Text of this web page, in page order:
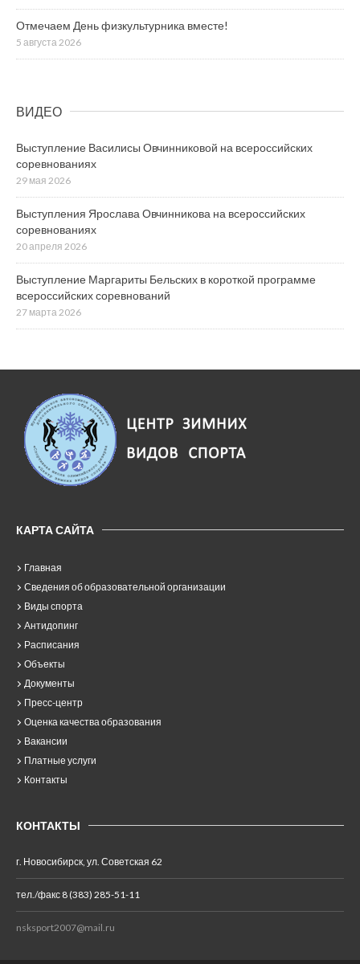
Отмечаем День физкультурника вместе!
5 августа 2026
ВИДЕО
Выступление Василисы Овчинниковой на всероссийских
соревнованиях
29 мая 2026
Выступления Ярослава Овчинникова на всероссийских
соревнованиях
20 апреля 2026
Выступление Маргариты Бельских в короткой программе
всероссийских соревнований
27 марта 2026
КАРТА САЙТА
Главная
Сведения об образовательной организации
Виды спорта
Антидопинг
Расписания
Объекты
Документы
Пресс-центр
Оценка качества образования
Вакансии
Платные услуги
Контакты
КОНТАКТЫ
г. Новосибирск, ул. Советская 62
тел./факс 8 (383) 285-51-11
nsksport2007@mail.ru